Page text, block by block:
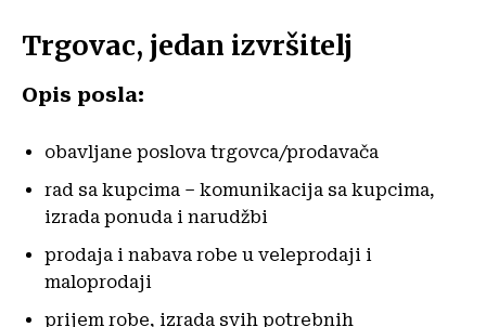
Trgovac, jedan izvršitelj
Opis posla:
obavljane poslova trgovca/prodavača
rad sa kupcima – komunikacija sa kupcima,
izrada ponuda i narudžbi
prodaja i nabava robe u veleprodaji i
maloprodaji
prijem robe, izrada svih potrebnih